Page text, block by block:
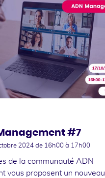
#7
2024 de 16h00 à 17h00
de la communauté ADN
vous proposent un nouveau